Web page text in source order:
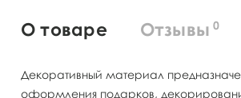
О товаре Отзывы 0
Декоративный материал
оформления подарков,